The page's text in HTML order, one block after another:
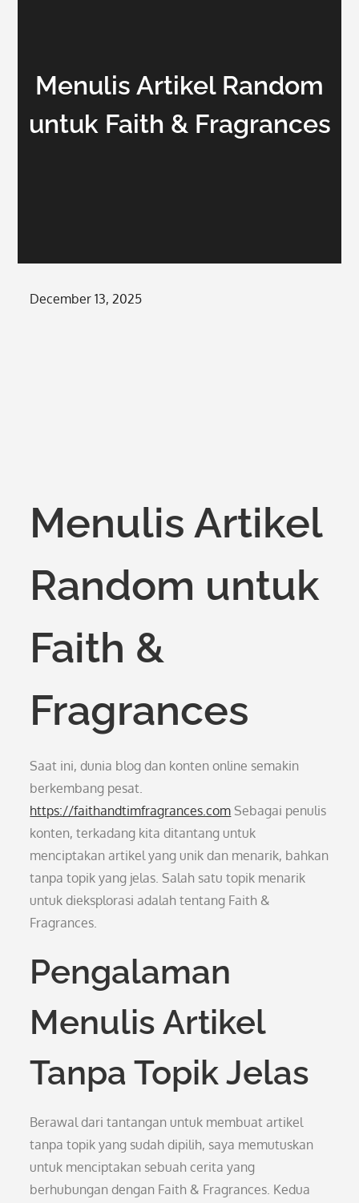
Menulis Artikel Random
untuk Faith & Fragrances
Posted
December 13, 2025
Menulis Artikel
Random untuk
Faith &
Fragrances
Saat ini, dunia blog dan konten online semakin
berkembang pesat.
https://faithandtimfragrances.com Sebagai penulis
konten, terkadang kita ditantang untuk
menciptakan artikel yang unik dan menarik, bahkan
tanpa topik yang jelas. Salah satu topik menarik
untuk dieksplorasi adalah tentang Faith &
Fragrances.
Pengalaman
Menulis Artikel
Tanpa Topik Jelas
Berawal dari tantangan untuk membuat artikel
tanpa topik yang sudah dipilih, saya memutuskan
untuk menciptakan sebuah cerita yang
berhubungan dengan Faith & Fragrances. Kedua